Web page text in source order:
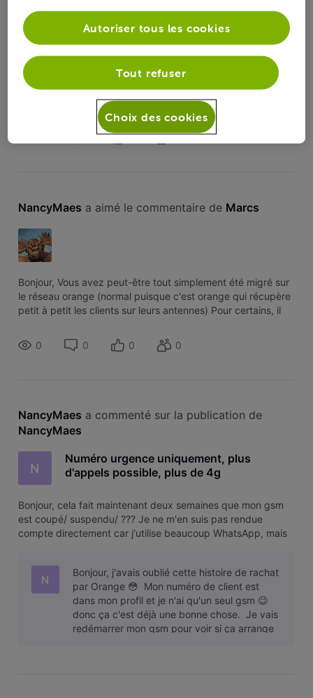
AL
Bonjour @NancyMaes, Je confirme que votre numéro est
passé sur les antennes Orange le 7/11. Je vous vois bien
connectée au réseau depuis, tout fonctionne bien depuis le
0 0
NancyMaes a aimé le commentaire de Marcs
Bonjour, Vous avez peut-être tout simplement été migré sur
le réseau orange (normal puisque c'est orange qui récupère
petit à petit les clients sur leurs antennes) Pour certains, il
se fasse
0 0 0 0
NancyMaes a commenté sur la publication de
NancyMaes
N
Numéro urgence uniquement, plus
d'appels possible, plus de 4g
Bonjour, cela fait maintenant deux semaines que mon gsm
est coupé/ suspendu/ ??? Je ne m'en suis pas rendue
compte directement car j'utilise beaucoup WhatsApp, mais
connecter à la
N
Bonjour, j'avais oublié cette histoire de rachat
par Orange 😳 Mon numéro de client est
dans mon profil et je n'ai qu'un seul gsm 😉
donc ça c'est déjà une bonne chose. Je vais
redémarrer mon gsm pour voir si ça arrange
Tout refuser
Autoriser tous les cookies
Choix des cookies